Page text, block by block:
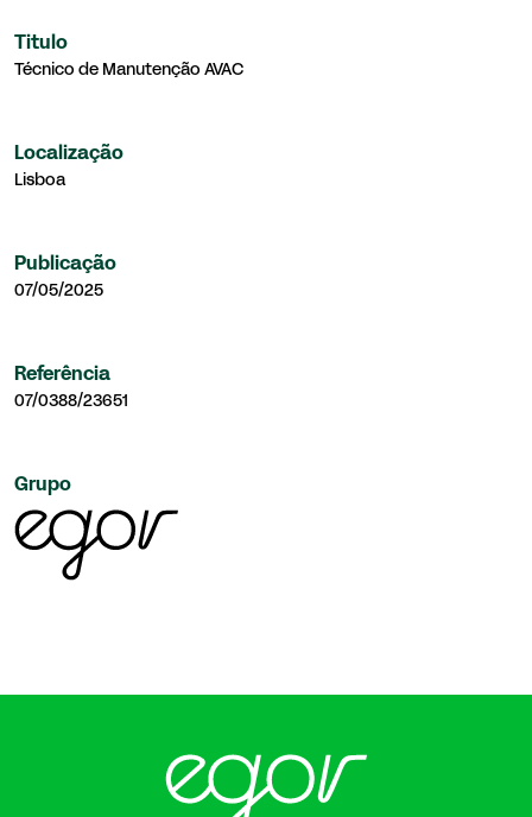
Titulo
Técnico de Manutenção AVAC
Localização
Lisboa
Publicação
07/05/2025
Referência
07/0388/23651
Grupo